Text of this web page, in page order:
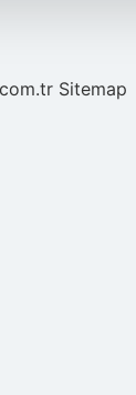
Sitemap